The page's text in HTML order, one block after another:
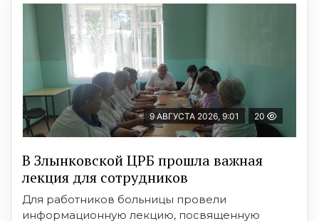
9 АВГУСТА 2026, 9:01 20
В Злынковской ЦРБ прошла важная
лекция для сотрудников
Для работников больницы провели
информационную лекцию, посвященную